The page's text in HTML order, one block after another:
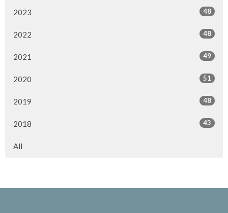
2023 48
2022 48
2021 49
2020 51
2019 48
2018 43
All